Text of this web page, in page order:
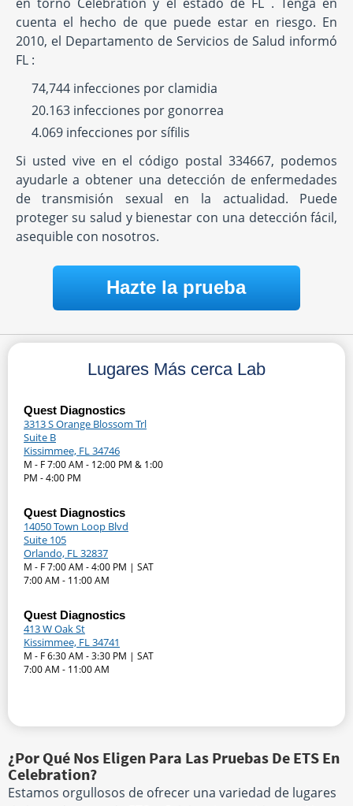
cuenta el hecho de que puede estar en riesgo. En
2010, el Departamento de Servicios de Salud informó
FL :
74,744 infecciones por clamidia
20.163 infecciones por gonorrea
4.069 infecciones por sífilis
Si usted vive en el código postal 334667, podemos
ayudarle a obtener una detección de enfermedades
de transmisión sexual en la actualidad. Puede
proteger su salud y bienestar con una detección fácil,
asequible con nosotros.
Hazte la prueba
Lugares Más cerca Lab
Quest Diagnostics
3313 S Orange Blossom Trl
Suite B
Kissimmee, FL 34746
M - F 7:00 AM - 12:00 PM & 1:00
PM - 4:00 PM
Quest Diagnostics
14050 Town Loop Blvd
Suite 105
Orlando, FL 32837
M - F 7:00 AM - 4:00 PM | SAT
7:00 AM - 11:00 AM
Quest Diagnostics
413 W Oak St
Kissimmee, FL 34741
M - F 6:30 AM - 3:30 PM | SAT
7:00 AM - 11:00 AM
¿Por Qué Nos Eligen Para Las Pruebas De ETS En
Celebration?
Estamos orgullosos de ofrecer una variedad de lugares